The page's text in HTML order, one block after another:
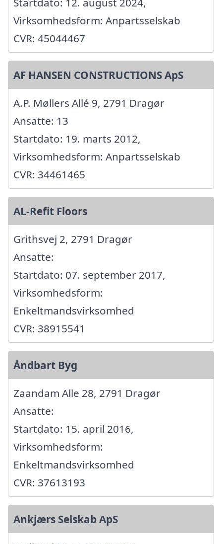
Virksomhedsform: Anpartsselskab
CVR: 45044467
AF HANSEN CONSTRUCTIONS ApS
A.P. Møllers Allé 9, 2791 Dragør
Ansatte: 13
Startdato: 19. marts 2012,
Virksomhedsform: Anpartsselskab
CVR: 34461465
AL-Refit Floors
Grithsvej 2, 2791 Dragør
Ansatte:
Startdato: 07. september 2017,
Virksomhedsform:
Enkeltmandsvirksomhed
CVR: 38915541
Åndbart Byg
Zaandam Alle 28, 2791 Dragør
Ansatte:
Startdato: 15. april 2016,
Virksomhedsform:
Enkeltmandsvirksomhed
CVR: 37613193
Ankjærs Selskab ApS